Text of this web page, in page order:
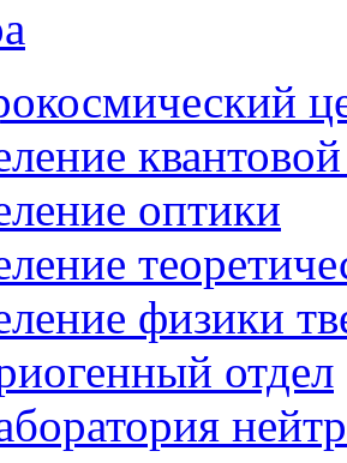
оптики
физики
отдел